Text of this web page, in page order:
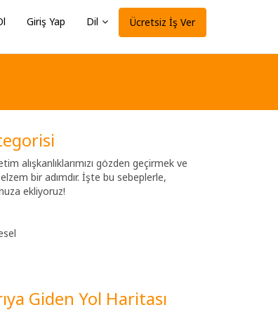
Giriş Yap Dil Ücretsiz İş Ver
alışkanlıklarımızı gözden geçirmek ve
bir adımdır. İşte bu sebeplerle,
ekliyoruz!
Giden Yol Haritası